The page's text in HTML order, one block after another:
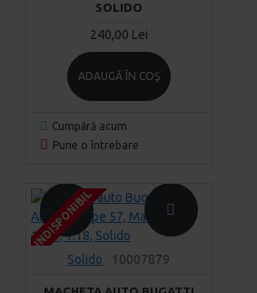
SOLIDO
240,00 Lei
ADAUGĂ ÎN COŞ
Cumpără acum
Pune o întrebare
INDISPONIBIL
INDISPONIBIL
INDISPONIBIL
Solido 10007879